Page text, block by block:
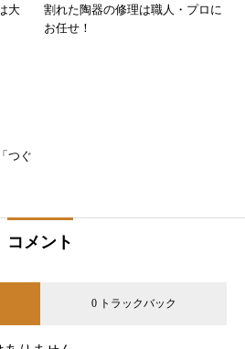
大
割れた陶器の修理は職人・プロに
お任せ！
つぐ
コメント
0 トラックバック